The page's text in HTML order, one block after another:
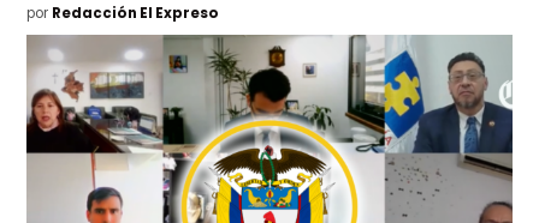
por Redacción El Expreso